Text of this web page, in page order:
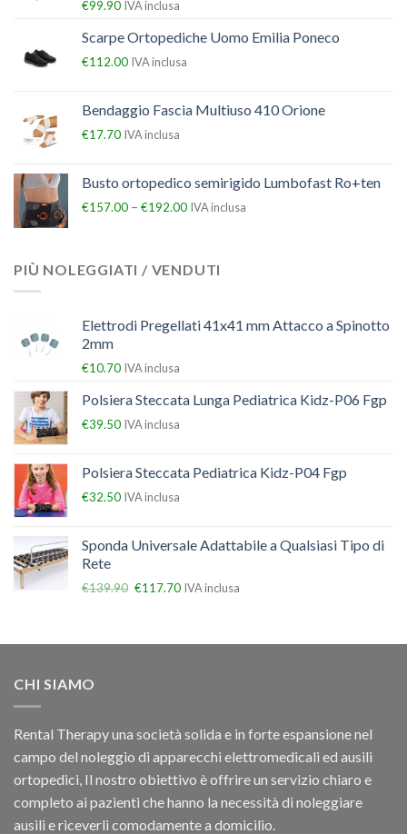
€99.90 IVA inclusa
Scarpe Ortopediche Uomo Emilia Poneco
€112.00 IVA inclusa
Bendaggio Fascia Multiuso 410 Orione
€17.70 IVA inclusa
Busto ortopedico semirigido Lumbofast Ro+ten
€157.00 – €192.00 IVA inclusa
PIÙ NOLEGGIATI / VENDUTI
Elettrodi Pregellati 41x41 mm Attacco a Spinotto
2mm
€10.70 IVA inclusa
Polsiera Steccata Lunga Pediatrica Kidz-P06 Fgp
€39.50 IVA inclusa
Polsiera Steccata Pediatrica Kidz-P04 Fgp
€32.50 IVA inclusa
Sponda Universale Adattabile a Qualsiasi Tipo di
Rete
€139.90 €117.70 IVA inclusa
CHI SIAMO
Rental Therapy una società solida e in forte espansione nel
campo del noleggio di apparecchi elettromedicali ed ausili
ortopedici, Il nostro obiettivo è offrire un servizio chiaro e
completo ai pazienti che hanno la necessità di noleggiare
ausili e riceverli comodamente a domicilio.